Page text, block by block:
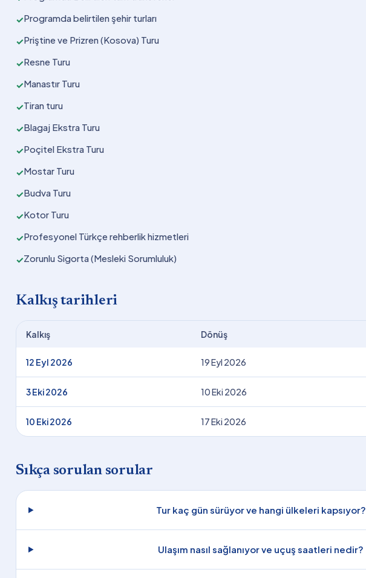
✓Programda belirtilen şehir turları
✓Priştine ve Prizren (Kosova) Turu
✓Resne Turu
✓Manastır Turu
✓Tiran turu
✓Blagaj Ekstra Turu
✓Poçitel Ekstra Turu
✓Mostar Turu
✓Budva Turu
✓Kotor Turu
✓Profesyonel Türkçe rehberlik hizmetleri
✓Zorunlu Sigorta (Mesleki Sorumluluk)
Kalkış tarihleri
Kalkış Dönüş
12 Eyl 2026 19 Eyl 2026
3 Eki 2026 10 Eki 2026
10 Eki 2026 17 Eki 2026
Sıkça sorulan sorular
Tur kaç gün sürüyor ve hangi ülkeleri kapsıyor?
Ulaşım nasıl sağlanıyor ve uçuş saatleri nedir?